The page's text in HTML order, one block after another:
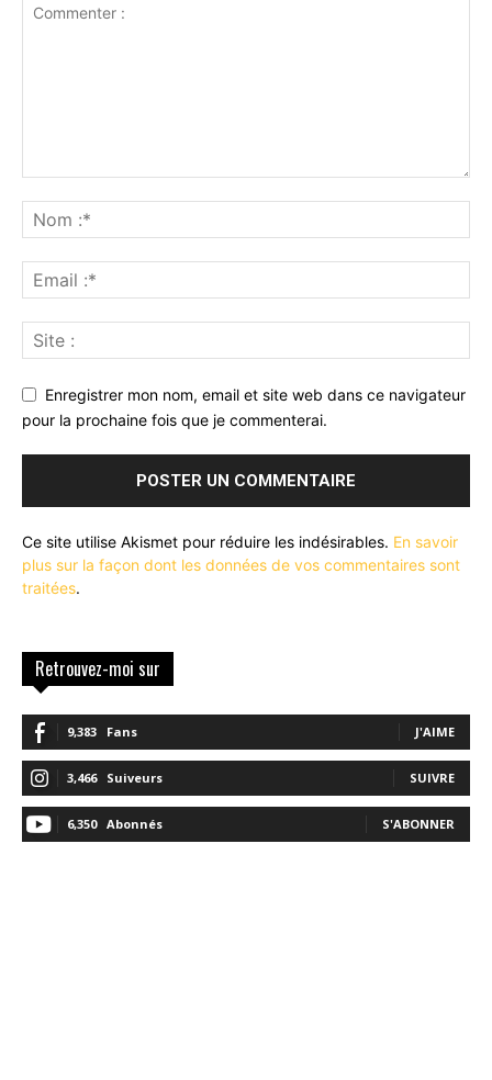
Enregistrer mon nom, email et site web dans ce navigateur
pour la prochaine fois que je commenterai.
Ce site utilise Akismet pour réduire les indésirables. En savoir
plus sur la façon dont les données de vos commentaires sont
traitées.
Retrouvez-moi sur
9,383 Fans J'AIME
3,466 Suiveurs SUIVRE
6,350 Abonnés S'ABONNER